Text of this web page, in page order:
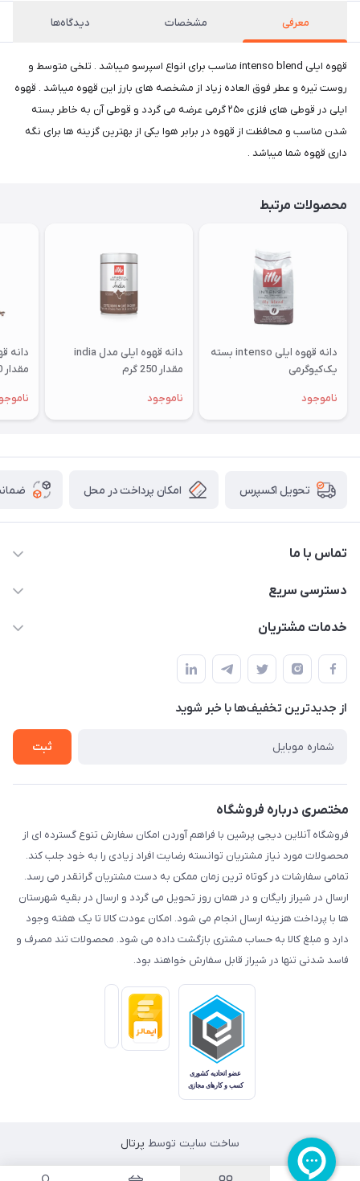
معرفی مشخصات دیدگاه‌ها
قهوه ایلی intenso blend مناسب برای انواع اسپرسو میباشد . تلخی متوسط و
روست تیره و عطر فوق العاده زیاد از مشخصه های بارز این قهوه میباشد . قهوه
ایلی در قوطی های فلزی ۲۵۰ گرمی عرضه می گردد و قوطی آن به خاطر بسته
شدن مناسب و محافظت از قهوه در برابر هوا یکی از بهترین گزینه ها برای نگه
داری قهوه شما میباشد .
محصولات مرتبط
دانه قهوه ایلی intenso بسته
یک‌کیوگرمی
ناموجود
دانه قهوه ایلی مدل india
مقدار 250 گرم
ناموجود
مقدار 250 گرم
تحویل اکسپرس امکان پرداخت در محل
تماس با ما
09172138137
دسترسی سریع
حساب کاربری
لیست محصولات
درباره ما
خدمات مشتریان
قوانین و مقررات
حریم خصوصی
راهنما
از جدید‌ترین تخفیف‌ها با‌ خبر شوید
ثبت
مختصری درباره فروشگاه
فروشگاه آنلاین دیجی پرشین با فراهم آوردن امکان سفارش تنوع گسترده ای از
محصولات مورد نیاز مشتریان توانسته رضایت افراد زیادی را به خود جلب کند.
تمامی سفارشات در کوتاه ترین زمان ممکن به دست مشتریان گرانقدر می رسد.
ارسال در شیراز رایگان و در همان روز تحویل می گردد و ارسال در بقیه شهرستان
ها با پرداخت هزینه ارسال انجام می شود. امکان عودت کالا تا یک هفته وجود
دارد و مبلغ کالا به حساب مشتری بازگشت داده می شود. محصولات تند مصرف و
فاسد شدنی تنها در شیراز قابل سفارش خواهند بود.
ساخت سایت توسط پرتال